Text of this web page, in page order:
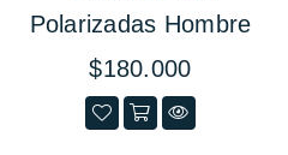
Polarizadas Hombre
Precio
habitual
$180.000